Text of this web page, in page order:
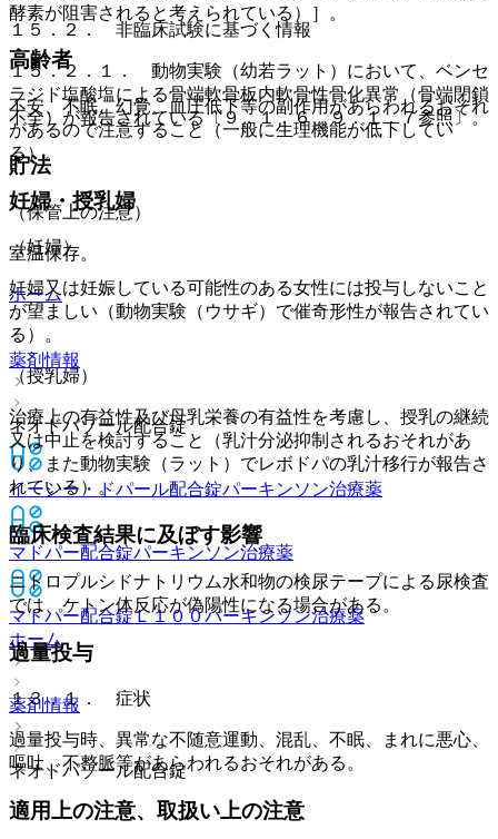
１５．２． 非臨床試験に基づく情報
１５．２．１． 動物実験（幼若ラット）において、ベンセ
ラジド塩酸塩による骨端軟骨板内軟骨性骨化異常（骨端閉鎖
不全）が報告されている〔９．１．６、９．１．７参照〕。
貯法
（保管上の注意）
室温保存。
ホーム
薬剤情報
ネオドパゾール配合錠
イーシー・ドパール配合錠パーキンソン治療薬
マドパー配合錠パーキンソン治療薬
マドパー配合錠Ｌ１００パーキンソン治療薬
ホーム
薬剤情報
ネオドパゾール配合錠
酵素が阻害されると考えられている）］。
高齢者
不安、不眠、幻覚、血圧低下等の副作用があらわれるおそれ
があるので注意すること（一般に生理機能が低下してい
る）。
妊婦・授乳婦
（妊婦）
妊婦又は妊娠している可能性のある女性には投与しないこと
が望ましい（動物実験（ウサギ）で催奇形性が報告されてい
る）。
（授乳婦）
治療上の有益性及び母乳栄養の有益性を考慮し、授乳の継続
又は中止を検討すること（乳汁分泌抑制されるおそれがあ
り、また動物実験（ラット）でレボドパの乳汁移行が報告さ
れている）。
臨床検査結果に及ぼす影響
ニトロプルシドナトリウム水和物の検尿テープによる尿検査
では、ケトン体反応が偽陽性になる場合がある。
過量投与
１３．１． 症状
過量投与時、異常な不随意運動、混乱、不眠、まれに悪心、
嘔吐、不整脈等があらわれるおそれがある。
適用上の注意、取扱い上の注意